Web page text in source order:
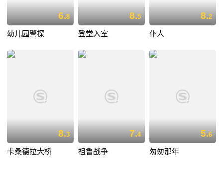
6.8
幼儿园警探
8.5
登堂入室
8.2
仆人
8.3
卡桑德拉大桥
7.4
祖鲁战争
5.6
匆匆那年